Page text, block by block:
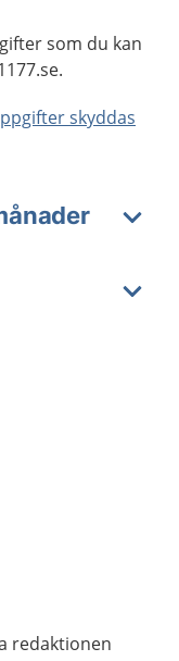
som du kan
skyddas
redaktionen